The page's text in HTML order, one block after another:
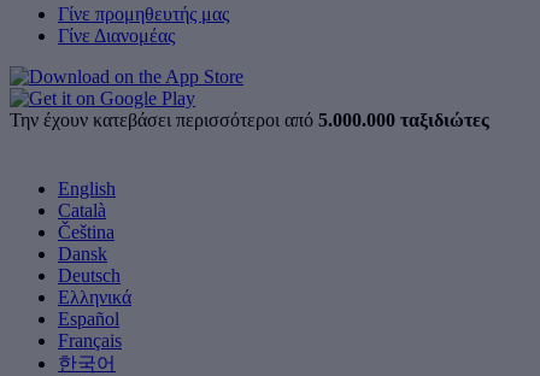
Γίνε προμηθευτής μας
Γίνε Διανομέας
Την έχουν κατεβάσει περισσότεροι από 5.000.000 ταξιδιώτες
English
Català
Čeština
Dansk
Deutsch
Ελληνικά
Español
Français
한국어